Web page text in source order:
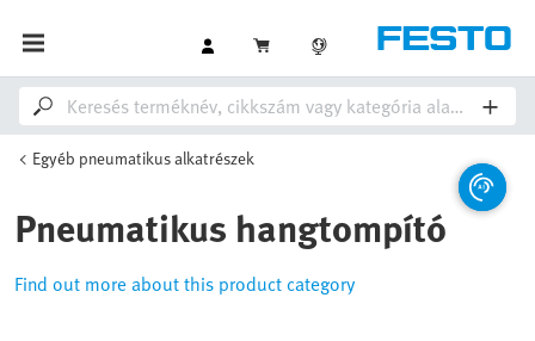
Egyéb pneumatikus alkatrészek
Pneumatikus hangtompító
Find out more about this product category